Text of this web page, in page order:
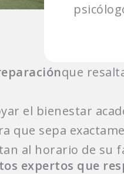
que
el bienestar
que sepa
al horario de su
expertos que